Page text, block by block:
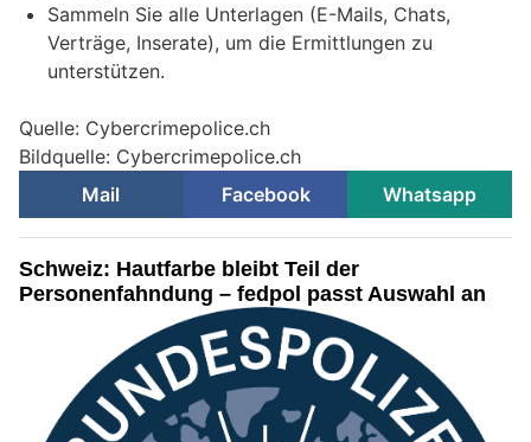
Sammeln Sie alle Unterlagen (E-Mails, Chats,
Verträge, Inserate), um die Ermittlungen zu
unterstützen.
Quelle: Cybercrimepolice.ch
Bildquelle: Cybercrimepolice.ch
Mail
Facebook Whatsapp
Schweiz: Hautfarbe bleibt Teil der
Personenfahndung – fedpol passt Auswahl an